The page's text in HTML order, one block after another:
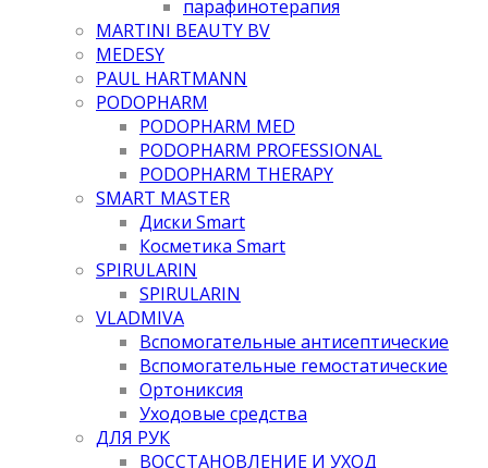
парафинотерапия
MARTINI BEAUTY BV
MEDESY
PAUL HARTMANN
PODOPHARM
PODOPHARM MED
PODOPHARM PROFESSIONAL
PODOPHARM THERAPY
SMART MASTER
Диски Smart
Косметика Smart
SPIRULARIN
SPIRULARIN
VLADMIVA
Вспомогательные антисептические
Вспомогательные гемостатические
Ортониксия
Уходовые средства
ДЛЯ РУК
ВОССТАНОВЛЕНИЕ И УХОД